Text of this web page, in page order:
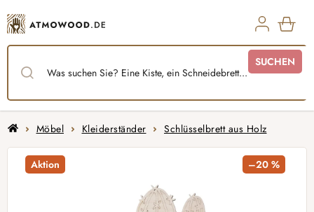
Inhalt
springen
SUCHEN
Startseite
Möbel Kleiderständer Schlüsselbrett aus Holz
Aktion –20 %